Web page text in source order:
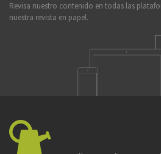
Revisa nuestro contenido en todas las
nuestra revista en papel.